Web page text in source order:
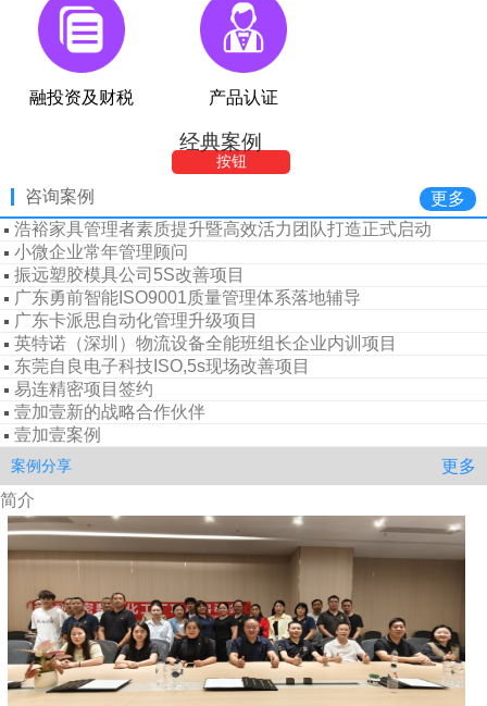
融投资及财税 产品认证
经典案例
按钮
咨询案例 更多
壹加壹新的战略合作伙伴
壹加壹案例
浩裕家具管理者素质提升暨高效活力团队打造正式启动
小微企业常年管理顾问
振远塑胶模具公司5S改善项目
广东勇前智能ISO9001质量管理体系落地辅导
广东卡派思自动化管理升级项目
英特诺（深圳）物流设备全能班组长企业内训项目
东莞自良电子科技ISO,5s现场改善项目
易连精密项目签约
壹加壹新的战略合作伙伴
壹加壹案例
浩裕家具管理者素质提升暨高效活力团队打造正式启动
振远塑胶模具公司5S改善项目
广东勇前智能ISO9001质量管理体系落地辅导
广东卡派思自动化管理升级项目
英特诺（深圳）物流设备全能班组长企业内训项目
东莞自良电子科技ISO,5s现场改善项目
案例分享
更多
简介